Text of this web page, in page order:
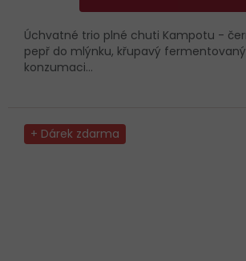
Úchvatné trio plné chuti Kampotu -
pepř do mlýnku, křupavý
konzumaci...
+ Dárek zdarma